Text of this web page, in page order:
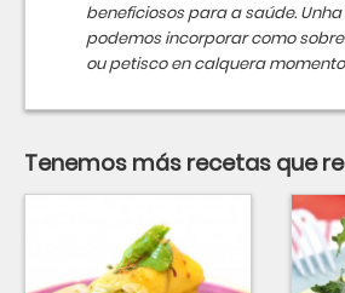
beneficiosos para a saúde.
podemos incorporar como
ou petisco en calquera
Tenemos más recetas que